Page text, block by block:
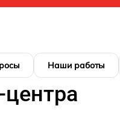
Наши работы